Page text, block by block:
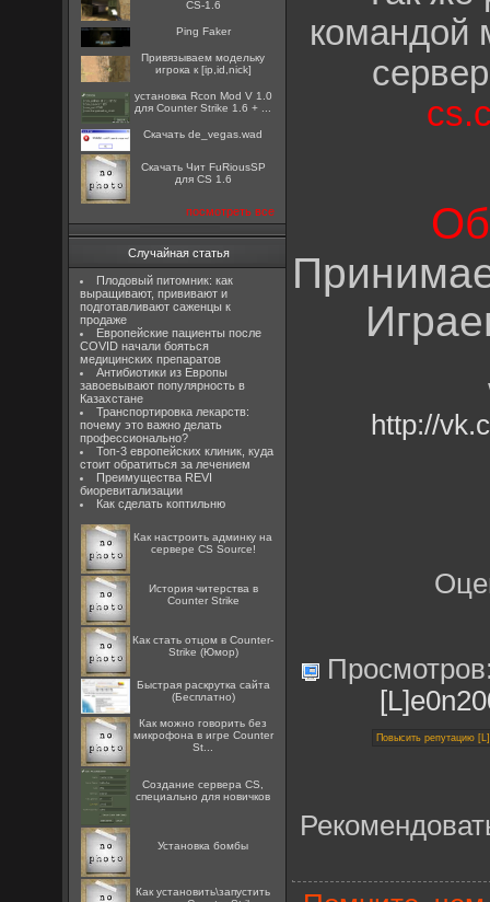
CS-1.6
Ping Faker
Привязываем модельку
игрока к [ip,id,nick]
установка Rcon Mod V 1.0
для Counter Strike 1.6 + ...
Скачать de_vegas.wad
Скачать Чит FuRiousSP
для CS 1.6
посмотреть все
Случайная статья
Плодовый питомник: как
выращивают, прививают и
подготавливают саженцы к
продаже
Европейские пациенты после
COVID начали бояться
медицинских препаратов
Антибиотики из Европы
завоевывают популярность в
Казахстане
Транспортировка лекарств:
почему это важно делать
профессионально?
Топ-3 европейских клиник, куда
стоит обратиться за лечением
Преимущества REVI
биоревитализации
Как сделать коптильню
Как настроить админку на
сервере CS Source!
История читерства в
Counter Strike
Как стать отцом в Counter-
Strike (Юмор)
Быстрая раскрутка сайта
(Бесплатно)
Как можно говорить без
микрофона в игре Counter
St...
Создание сервера CS,
специально для новичков
Установка бомбы
Как установить\запустить
командой
http://